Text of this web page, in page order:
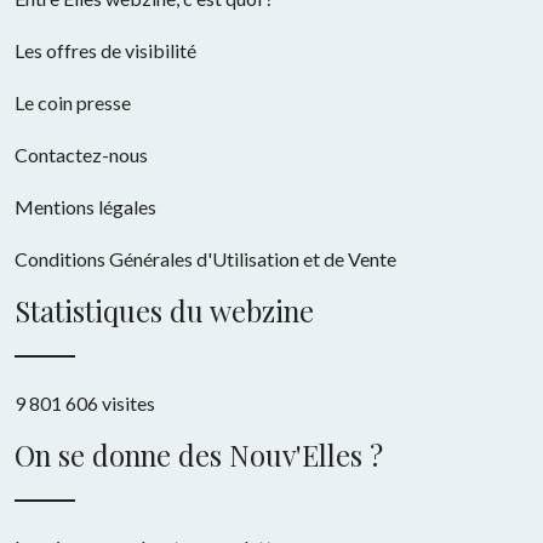
Les offres de visibilité
Le coin presse
Contactez-nous
Mentions légales
Conditions Générales d'Utilisation et de Vente
Statistiques du webzine
9 801 606 visites
On se donne des Nouv'Elles ?